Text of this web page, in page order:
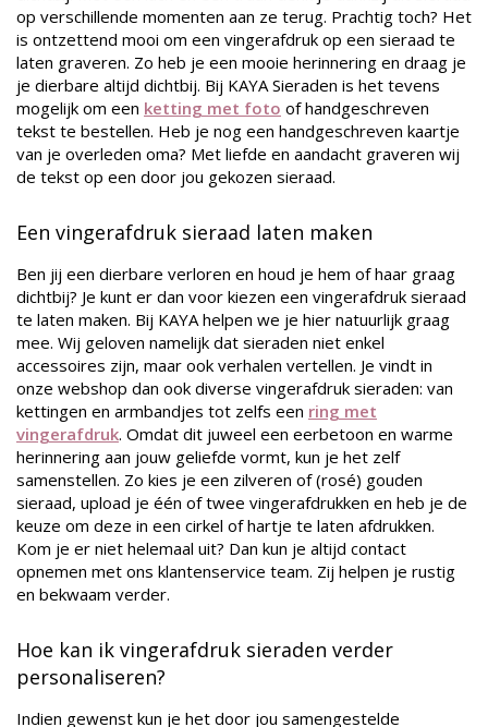
op verschillende momenten aan ze terug. Prachtig toch? Het
is ontzettend mooi om een vingerafdruk op een sieraad te
laten graveren. Zo heb je een mooie herinnering en draag je
je dierbare altijd dichtbij. Bij KAYA Sieraden is het tevens
mogelijk om een ketting met foto of handgeschreven
tekst te bestellen. Heb je nog een handgeschreven kaartje
van je overleden oma? Met liefde en aandacht graveren wij
de tekst op een door jou gekozen sieraad.
Een vingerafdruk sieraad laten maken
Ben jij een dierbare verloren en houd je hem of haar graag
dichtbij? Je kunt er dan voor kiezen een vingerafdruk sieraad
te laten maken. Bij KAYA helpen we je hier natuurlijk graag
mee. Wij geloven namelijk dat sieraden niet enkel
accessoires zijn, maar ook verhalen vertellen. Je vindt in
onze webshop dan ook diverse vingerafdruk sieraden: van
kettingen en armbandjes tot zelfs een ring met
vingerafdruk. Omdat dit juweel een eerbetoon en warme
herinnering aan jouw geliefde vormt, kun je het zelf
samenstellen. Zo kies je een zilveren of (rosé) gouden
sieraad, upload je één of twee vingerafdrukken en heb je de
keuze om deze in een cirkel of hartje te laten afdrukken.
Kom je er niet helemaal uit? Dan kun je altijd contact
opnemen met ons klantenservice team. Zij helpen je rustig
en bekwaam verder.
Hoe kan ik vingerafdruk sieraden verder
personaliseren?
Indien gewenst kun je het door jou samengestelde